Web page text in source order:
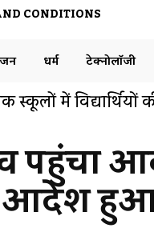
CONDITIONS
धर्म टेक्नोलॉजी
नंबर प्लेटफार्म से
ने ट्विटर पर रेलवे
आदेश